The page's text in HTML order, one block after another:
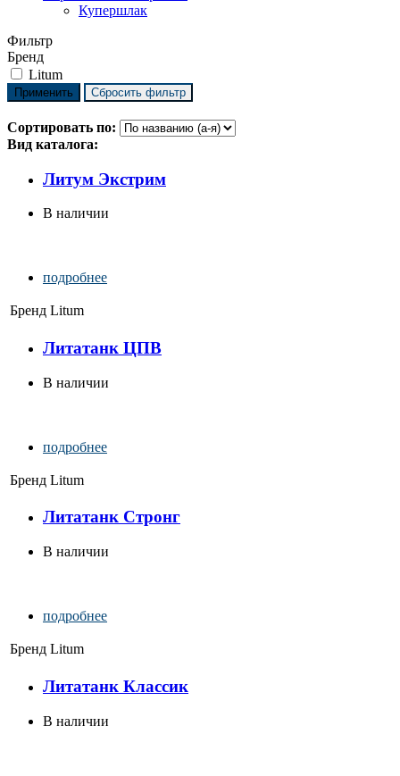
Купершлак
Фильтр
Бренд
Litum
Сортировать по:
Вид каталога:
Литум Экстрим
В наличии
подробнее
Бренд Litum
Литатанк ЦПВ
В наличии
подробнее
Бренд Litum
Литатанк Стронг
В наличии
подробнее
Бренд Litum
Литатанк Классик
В наличии